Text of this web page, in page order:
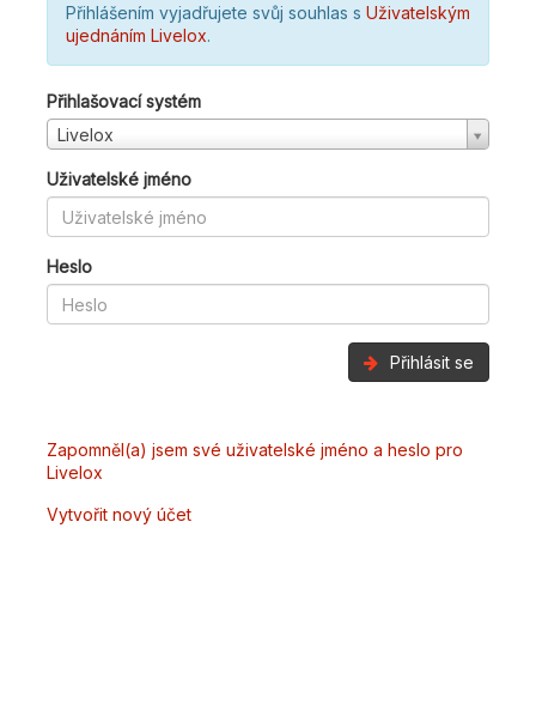
Přihlášením vyjadřujete svůj souhlas s Uživatelským
ujednáním Livelox.
Přihlašovací systém
Livelox
Uživatelské jméno
Heslo
Přihlásit se
Zapomněl(a) jsem své uživatelské jméno a heslo pro
Livelox
Vytvořit nový účet